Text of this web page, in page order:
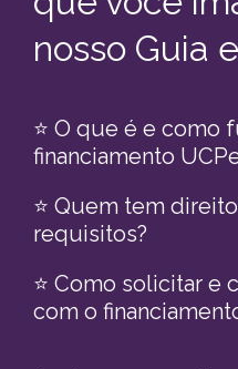
nosso Guia
⭐ O que é e como
financiamento
⭐ Quem tem
requisitos?
⭐ Como solicitar e
com o